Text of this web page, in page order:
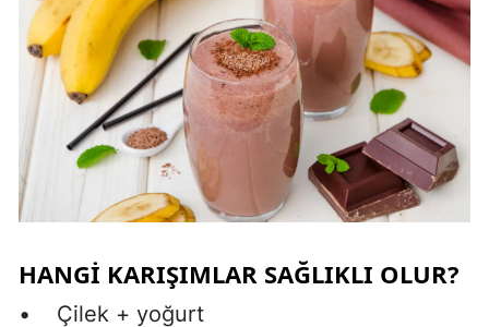
HANGI KARIŞIMLAR SAĞLIKLI OLUR?
• Çilek + yoğurt